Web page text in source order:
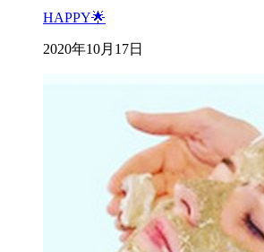
HAPPY🌟
2020年10月17日